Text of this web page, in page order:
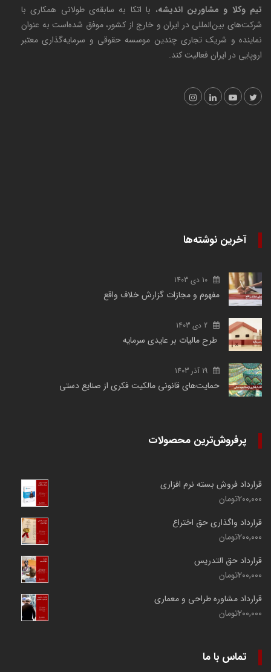
تیم وکلا و مشاورین اندیشه، با اتکا به سابقه‌ی طولانی همکاری با
شرکت‌های بین‌المللی در ایران و خارج از کشور، موفق شده‌است به عنوان
نماینده و شریک تجاری چندین موسسه حقوقی و سرمایه‌گذاری معتبر
اروپایی در ایران فعالیت کند.
آخرین نوشته‌ها
10 دی 1403
مفهوم و مجازات گزارش خلاف واقع
2 دی 1403
طرح مالیات بر عایدی سرمایه
19 آذر 1403
حمایت‌های قانونی مالکیت فکری از صنایع دستی
پرفروش‌ترین محصولات
قرارداد فروش بسته نرم افزاری
200,000تومان
قرارداد واگذاری حق اختراع
200,000تومان
قرارداد حق التدریس
200,000تومان
قرارداد مشاوره طراحی و معماری
200,000تومان
تماس با ما